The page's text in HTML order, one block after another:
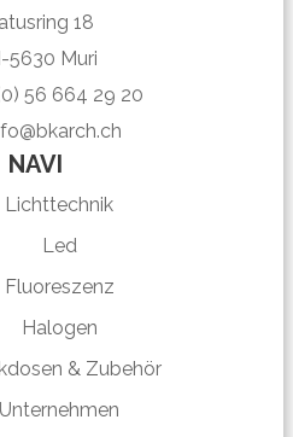
18
5630 Muri
56 664 29 20
NAVI
Lichttechnik
Led
Fluoreszenz
Halogen
& Zubehör
Unternehmen